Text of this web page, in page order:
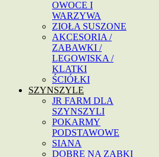
OWOCE I
WARZYWA
ZIOŁA SUSZONE
AKCESORIA /
ZABAWKI /
LEGOWISKA /
KLATKI
ŚCIÓŁKI
SZYNSZYLE
JR FARM DLA
SZYNSZYLI
POKARMY
PODSTAWOWE
SIANA
DOBRE NA ZĄBKI